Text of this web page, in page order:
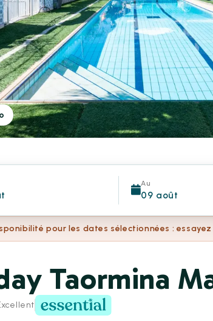
Au
09 août
pour les dates sélectionnées :
Taormina